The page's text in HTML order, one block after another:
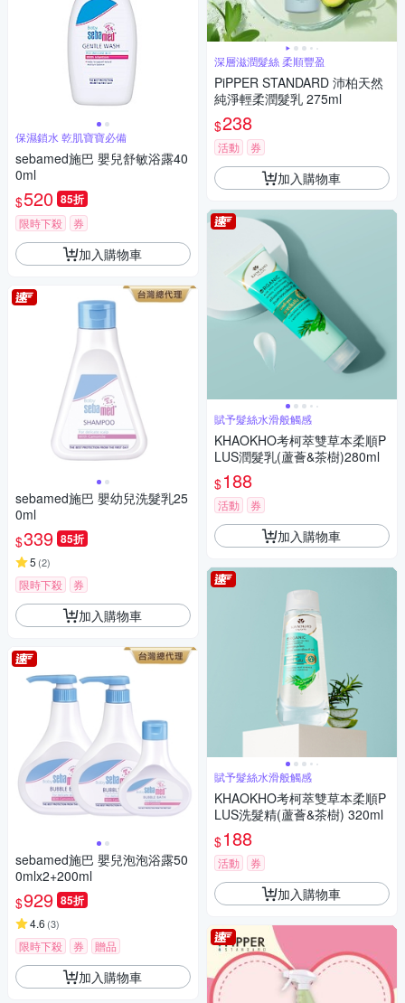
保濕鎖水 乾肌寶寶必備
sebamed施巴 嬰兒舒敏浴露40
0ml
$520 85折
限時下殺 券
加入購物車
sebamed施巴 嬰幼兒洗髮乳25
0ml
$339 85折
5 (2)
限時下殺 券
加入購物車
sebamed施巴 嬰兒泡泡浴露50
0mlx2+200ml
$929 85折
4.6 (3)
限時下殺 券 贈品
加入購物車
深層滋潤髮絲 柔順豐盈
PiPPER STANDARD 沛柏天然
純淨輕柔潤髮乳 275ml
$238
活動 券
加入購物車
賦予髮絲水滑般觸感
KHAOKHO考柯萃雙草本柔順P
LUS潤髮乳(蘆薈&茶樹)280ml
$188
活動 券
加入購物車
賦予髮絲水滑般觸感
KHAOKHO考柯萃雙草本柔順P
LUS洗髮精(蘆薈&茶樹) 320ml
$188
活動 券
加入購物車